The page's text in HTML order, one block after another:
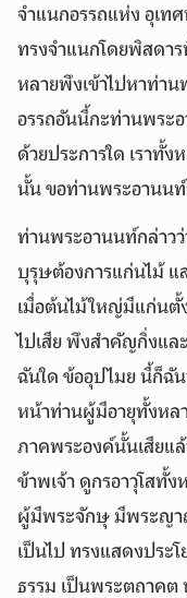
จำแนกอรรถแห่ง อุเท
ทรงจำแนกโดยพิสดาร
หลายพึงเข้าไปหาท่า
อรรถอันนี้กะท่านพระ
ด้วยประการใด เราทั้ง
นั้น ขอท่านพระอานนท์
ท่านพระอานนท์กล่าวว่
บุรุษต้องการแก่นไม้ แ
เมื่อต้นไม้ใหญ่มีแก่นตั้ง
ไปเสีย พึงสำคัญกิ่งแล
ฉันใด ข้ออุปไมย นี้ก็ฉั
หน้าท่านผู้มีอายุทั้งหล
ภาคพระองค์นั้นเสียแ
ข้าพเจ้า ดูกรอาวุโสทั้
ผู้มีพระจักษุ มีพระญา
เป็นไป ทรงแสดงประ
ธรรม เป็นพระตถาคต